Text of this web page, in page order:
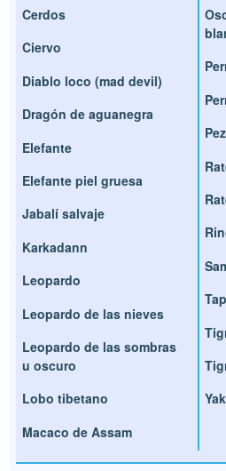
Cerdos
Ciervo
Diablo loco (mad devil)
Dragón de aguanegra
Elefante
Elefante piel gruesa
Jabalí salvaje
Karkadann
Leopardo
Leopardo de las nieves
Leopardo de las sombras
u oscuro
Lobo tibetano
Macaco de Assam
Yak